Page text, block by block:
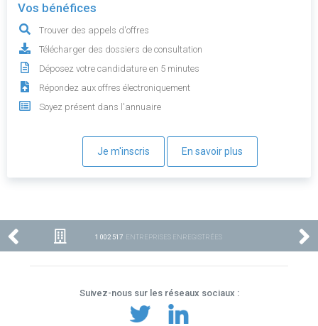
Vos bénéfices
Trouver des appels d'offres
Télécharger des dossiers de consultation
Déposez votre candidature en 5 minutes
Répondez aux offres électroniquement
Soyez présent dans l'annuaire
Je m'inscris En savoir plus
1 002 517 ENTREPRISES ENREGISTRÉES
Suivez-nous sur les réseaux sociaux :